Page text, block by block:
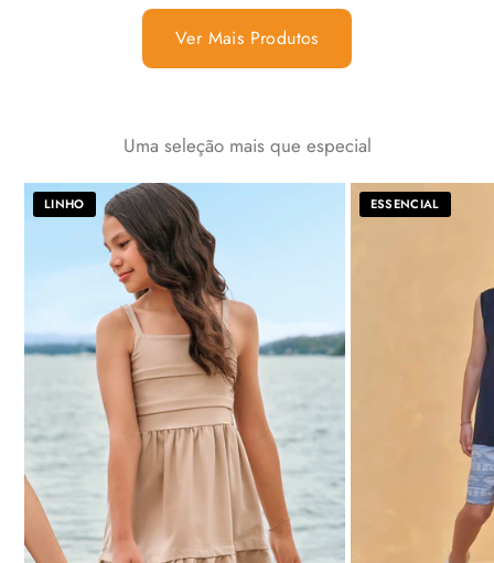
Ver Mais Produtos
Uma seleção mais que especial
LINHO ESSENCIAL